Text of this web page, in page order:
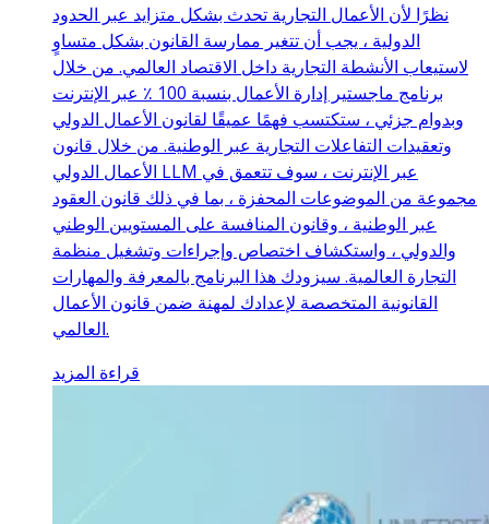
نظرًا لأن الأعمال التجارية تحدث بشكل متزايد عبر الحدود
الدولية ، يجب أن تتغير ممارسة القانون بشكل متساوٍ
لاستيعاب الأنشطة التجارية داخل الاقتصاد العالمي. من خلال
برنامج ماجستير إدارة الأعمال بنسبة 100 ٪ عبر الإنترنت
وبدوام جزئي ، ستكتسب فهمًا عميقًا لقانون الأعمال الدولي
وتعقيدات التفاعلات التجارية عبر الوطنية. من خلال قانون
الأعمال الدولي LLM عبر الإنترنت ، سوف تتعمق في
مجموعة من الموضوعات المحفزة ، بما في ذلك قانون العقود
عبر الوطنية ، وقانون المنافسة على المستويين الوطني
والدولي ، واستكشاف اختصاص وإجراءات وتشغيل منظمة
التجارة العالمية. سيزودك هذا البرنامج بالمعرفة والمهارات
القانونية المتخصصة لإعدادك لمهنة ضمن قانون الأعمال
العالمي.
قراءة المزيد